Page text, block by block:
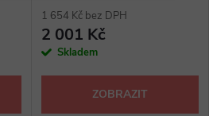
1 654 Kč bez DPH
2 001 Kč
Skladem
ZOBRAZIT